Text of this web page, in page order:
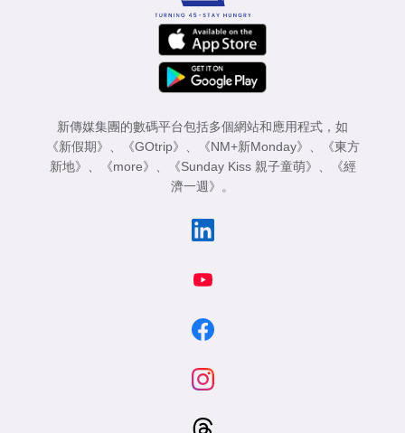
新傳媒集團的數碼平台包括多個網站和應用程式，如
《新假期》 、 《GOtrip》 、 《NM+新Monday》 、
《東方
新地》 、 《more》 、 《Sunday Kiss 親子童萌》 、
《經
濟一週》 。